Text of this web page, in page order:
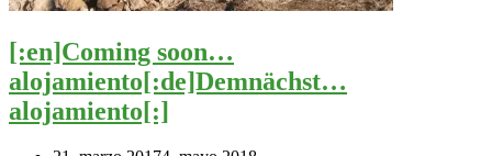
[:en]Coming soon…
alojamiento[:de]Demnächst…
alojamiento[:]